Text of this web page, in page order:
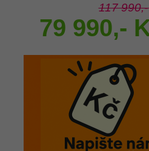
117
79 990,-